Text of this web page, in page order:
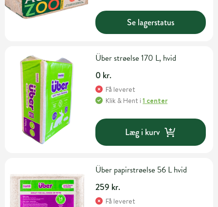
Se lagerstatus
Über strøelse 170 L, hvid
0 kr.
Få leveret
Klik & Hent i1 center
Læg i kurv
Über papirstrøelse 56 L hvid
259 kr.
Få leveret